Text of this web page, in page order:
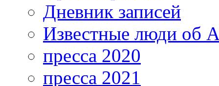
Дневник записей
Известные люди об
пресса 2020
пресса 2021